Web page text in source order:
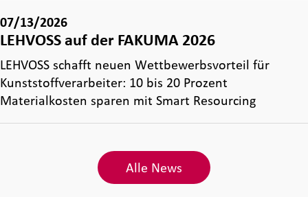
07/13/2026
LEHVOSS auf der FAKUMA 2026
LEHVOSS schafft neuen Wettbewerbsvorteil für
Kunststoffverarbeiter: 10 bis 20 Prozent
Materialkosten sparen mit Smart Resourcing
Alle News